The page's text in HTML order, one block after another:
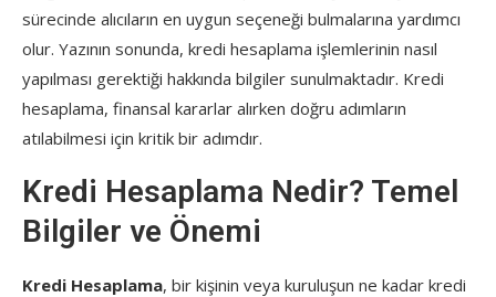
sürecinde alıcıların en uygun seçeneği bulmalarına yardımcı
olur. Yazının sonunda, kredi hesaplama işlemlerinin nasıl
yapılması gerektiği hakkında bilgiler sunulmaktadır. Kredi
hesaplama, finansal kararlar alırken doğru adımların
atılabilmesi için kritik bir adımdır.
Kredi Hesaplama Nedir? Temel
Bilgiler ve Önemi
Kredi Hesaplama, bir kişinin veya kuruluşun ne kadar kredi